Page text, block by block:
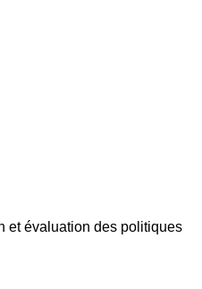
et évaluation des politiques